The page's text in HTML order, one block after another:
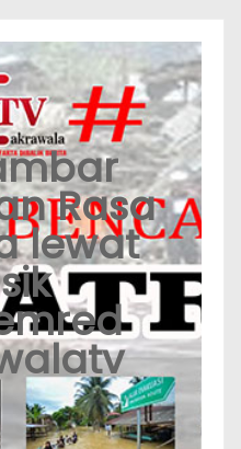
Rasa
lewat